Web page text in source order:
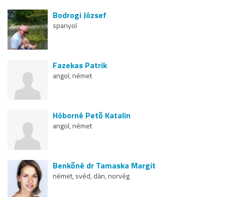
Bodrogi József
spanyol
Fazekas Patrik
angol, német
Hóborné Pető Katalin
angol, német
Benkőné dr Tamaska Margit
német, svéd, dán, norvég